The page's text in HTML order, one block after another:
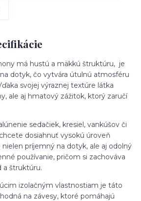
má hustú a mäkkú štruktúru, je
dotyk, čo vytvára útulnú atmosféru
svojej výraznej textúre látka
ale aj hmatový zážitok, ktorý zaručí
sedačiek, kresiel, vankúšov či
dosiahnuť vysokú úroveň
príjemný na dotyk, ale aj odolný
používanie, pričom si zachováva
a štruktúru.
izolačným vlastnostiam je táto
na závesy, ktoré pomáhajú